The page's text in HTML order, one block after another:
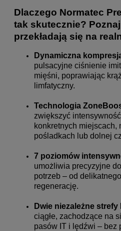
Dlaczego Normatec
tak skutecznie?
przekładają się na
Dynamiczna
pulsacyjne ciśnienie
mięśni, poprawiając
limfatyczny.
Technologia
zwiększyć
konkretnych miejscach,
pośladkach lub dolnej
7 poziomów
umożliwia precyzyjne
potrzeb – od
regenerację.
Dwie niezależne
ciągłe, zachodzące na
pasów IT i lędźwi – bez